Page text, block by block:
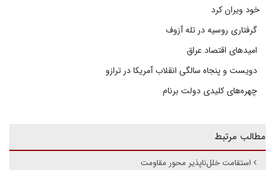
خود ویران کرد
گرفتاری روسیه در تله آزوف
امیدهای اقتصاد عراق
دویست و پنجاه سالگی انقلاب آمریکا در ترازو
چهره‌های کلیدی دولت برنام
مطالب مرتبط
استقامت خلل‌ناپذیر محور مقاومت